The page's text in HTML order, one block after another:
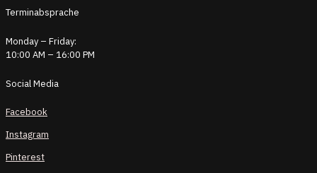
Terminabsprache
Monday – Friday:
10:00 AM – 16:00 PM
Social Media
Facebook
Instagram
Pinterest